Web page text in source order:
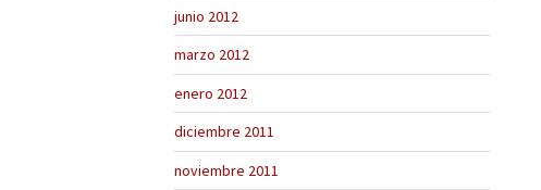
junio 2012
marzo 2012
enero 2012
diciembre 2011
noviembre 2011